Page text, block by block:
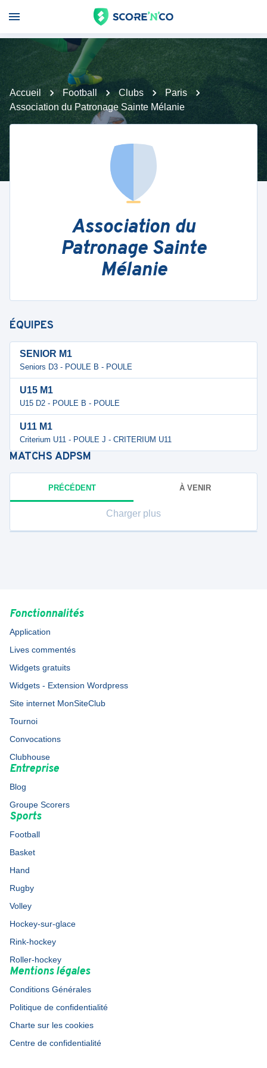
Accueil Football Clubs
Paris
Association du Patronage Sainte Mélanie
Association du
Patronage Sainte
Mélanie
ÉQUIPES
SENIOR M1
Seniors D3 - POULE B - POULE
U15 M1
U15 D2 - POULE B - POULE
U11 M1
Criterium U11 - POULE J - CRITERIUM U11
MATCHS ADPSM
PRÉCÉDENT À VENIR
Charger plus
Fonctionnalités
Application
Lives commentés
Widgets gratuits
Widgets - Extension Wordpress
Site internet MonSiteClub
Tournoi
Convocations
Clubhouse
Entreprise
Blog
Groupe Scorers
Sports
Football
Basket
Hand
Rugby
Volley
Hockey-sur-glace
Rink-hockey
Roller-hockey
Mentions légales
Conditions Générales
Politique de confidentialité
Charte sur les cookies
Centre de confidentialité